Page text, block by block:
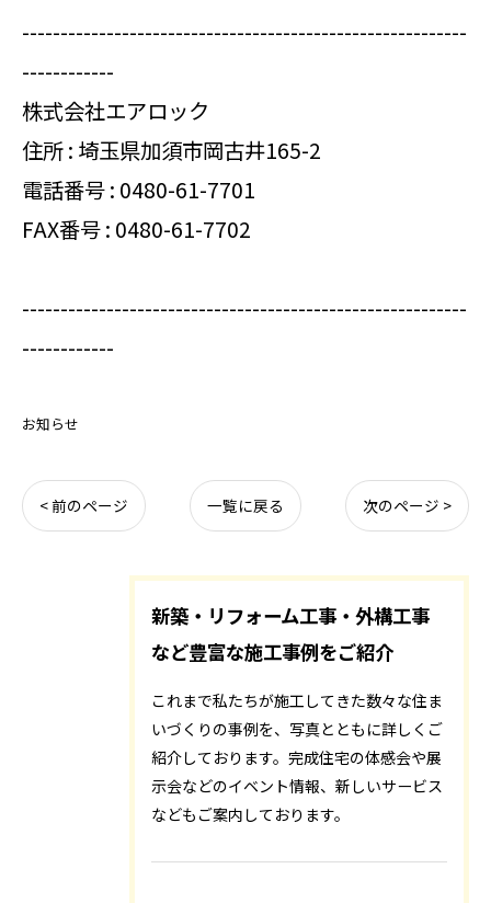
----------------------------------------------------------
------------
株式会社エアロック
住所 : 埼玉県加須市岡古井165-2
電話番号 : 0480-61-7701
FAX番号 : 0480-61-7702
----------------------------------------------------------
------------
お知らせ
< 前のページ 一覧に戻る 次のページ >
新築・リフォーム工事・外構工事
など豊富な施工事例をご紹介
これまで私たちが施工してきた数々な住ま
いづくりの事例を、写真とともに詳しくご
紹介しております。完成住宅の体感会や展
示会などのイベント情報、新しいサービス
などもご案内しております。